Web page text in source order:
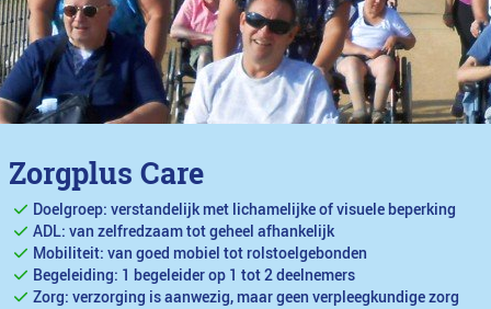
Zorgplus Care
Doelgroep: verstandelijk met lichamelijke of visuele beperking
ADL: van zelfredzaam tot geheel afhankelijk
Mobiliteit: van goed mobiel tot rolstoelgebonden
Begeleiding: 1 begeleider op 1 tot 2 deelnemers
Zorg: verzorging is aanwezig, maar geen verpleegkundige zorg